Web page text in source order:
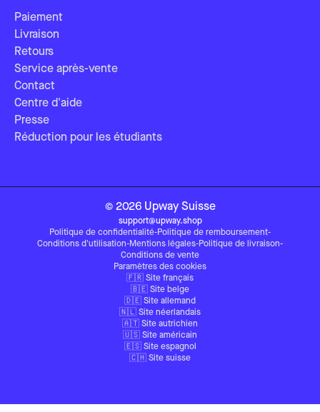
Paiement
Livraison
Retours
Service après-vente
Contact
Centre d'aide
Presse
Réduction pour les étudiants
© 2026 Upway Suisse
support@upway.shop
Politique de confidentialité-Politique de remboursement-
Conditions d'utilisation-Mentions légales-Politique de livraison-
Conditions de vente
Paramètres des cookies
🇫🇷 Site français
🇧🇪 Site belge
🇩🇪 Site allemand
🇳🇱 Site néerlandais
🇦🇹 Site autrichien
🇺🇸 Site américain
🇪🇸 Site espagnol
🇨🇭 Site suisse